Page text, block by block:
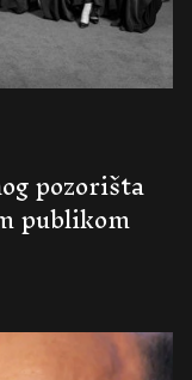
pozorišta
publikom